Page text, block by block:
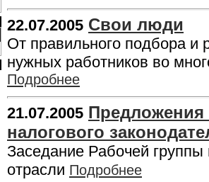
22.07.2005 Свои люди
От правильного подбора и
нужных работников во
Подробнее
21.07.2005
налогового
Заседание Рабочей
отрасли Подробнее